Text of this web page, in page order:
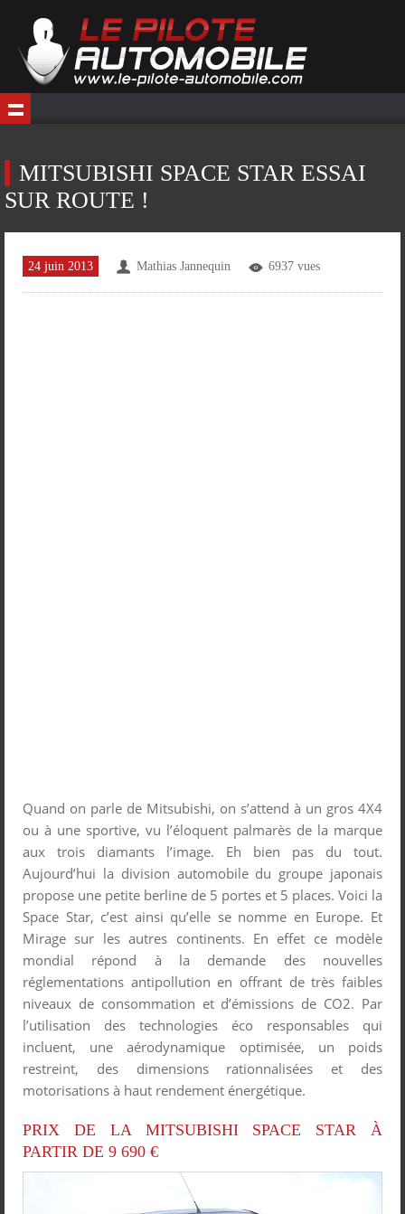
MITSUBISHI SPACE STAR ESSAI
SUR ROUTE !
24 juin 2013 Mathias Jannequin 6937 vues
Quand on parle de Mitsubishi, on s’attend à un gros 4X4
ou à une sportive, vu l’éloquent palmarès de la marque
aux trois diamants l’image. Eh bien pas du tout.
Aujourd’hui la division automobile du groupe japonais
propose une petite berline de 5 portes et 5 places. Voici la
Space Star, c’est ainsi qu’elle se nomme en Europe. Et
Mirage sur les autres continents. En effet ce modèle
mondial répond à la demande des nouvelles
réglementations antipollution en offrant de très faibles
niveaux de consommation et d’émissions de CO2. Par
l’utilisation des technologies éco responsables qui
incluent, une aérodynamique optimisée, un poids
restreint, des dimensions rationnalisées et des
motorisations à haut rendement énergétique.
PRIX DE LA MITSUBISHI SPACE STAR À
PARTIR DE 9 690 €